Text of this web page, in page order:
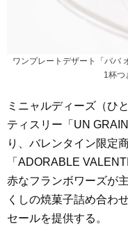
ワンプレートデザート「ババ
1杯つ
ミニャルディーズ（ひ
ティスリー「UN
り、バレンタイン限定
「ADORABLE
赤なフランボワーズが
くしの焼菓子詰め合わ
セールを提供する。